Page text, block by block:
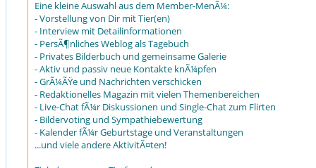
Eine kleine Auswahl aus dem Member-MenÃ¼:
- Vorstellung von Dir mit Tier(en)
- Interview mit Detailinformationen
- PersÃ¶nliches Weblog als Tagebuch
- Privates Bilderbuch und gemeinsame Galerie
- Aktiv und passiv neue Kontakte knÃ¼pfen
- GrÃ¼ÃŸe und Nachrichten verschicken
- Redaktionelles Magazin mit vielen Themenbereichen
- Live-Chat fÃ¼r Diskussionen und Single-Chat zum Flirten
- Bildervoting und Sympathiebewertung
- Kalender fÃ¼r Geburtstage und Veranstaltungen
...und viele andere AktivitÃ¤ten!